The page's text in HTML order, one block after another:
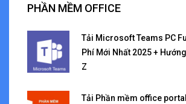
PHẦN MỀM OFFICE
Tải Microsoft Teams PC
Phí Mới Nhất 2025 +
Z
Tải Phần mềm office